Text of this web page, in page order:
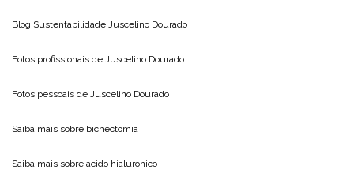
Blog Sustentabilidade Juscelino Dourado
Fotos profissionais de Juscelino Dourado
Fotos pessoais de Juscelino Dourado
Saiba mais sobre bichectomia
Saiba mais sobre acido hialuronico